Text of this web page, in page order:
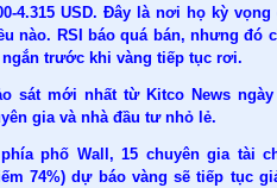
4.315 USD. Đây là nơi họ kỳ
nào. RSI báo quá bán, nhưng đó
trước khi vàng tiếp tục rơi.
sát mới nhất từ Kitco News
gia và nhà đầu tư nhỏ lẻ.
phố Wall, 15 chuyên gia tài
74%) dự báo vàng sẽ tiếp tục